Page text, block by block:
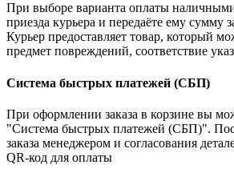
При выборе варианта оплаты
приезда курьера и передаёте ему сумму
Курьер предоставляет товар, который
предмет повреждений, соответствие
Система быстрых платежей (СБП)
При оформлении заказа в корзине вы
"Система быстрых платежей (СБП)".
заказа менеджером и согласования
QR-код для оплаты